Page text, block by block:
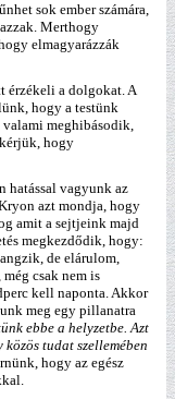
sok ember számára,
Merthogy
elmagyarázzák
érzékeli a dolgokat. A
hogy a testünk
valami meghibásodik,
hogy
hatással vagyunk az
azt mondja, hogy
amit a sejtjeink majd
megkezdődik, hogy:
de elárulom,
csak nem is
kell naponta. Akkor
meg egy pillanatra
ebbe a helyzetbe. Azt
közös tudat szellemében
hogy az egész